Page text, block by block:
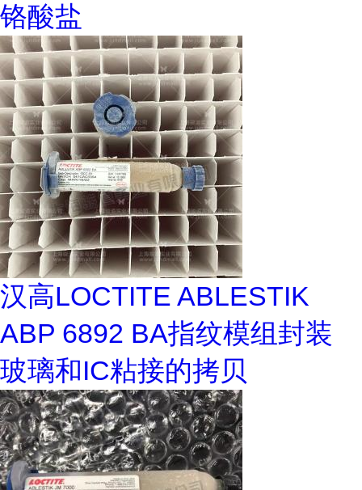
铬酸盐
汉高LOCTITE ABLESTIK
ABP 6892 BA指纹模组封装
玻璃和IC粘接的拷贝